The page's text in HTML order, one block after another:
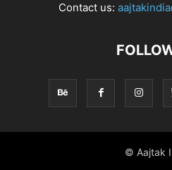
Contact us:
© Aajtak